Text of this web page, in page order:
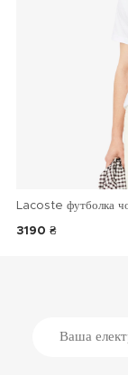
Lacoste футболка
3190 ₴